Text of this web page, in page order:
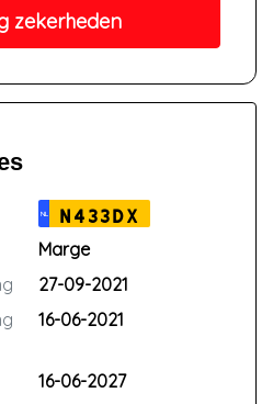
zekerheden
NL
N433DX
Marge
27-09-2021
16-06-2021
16-06-2027